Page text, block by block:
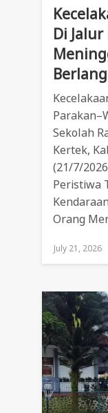
Di
Sekolah
Kertek,
(21/7/
Peristiwa
Orang
Posted
On
July 21, 2026